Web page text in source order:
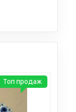
Топ продаж